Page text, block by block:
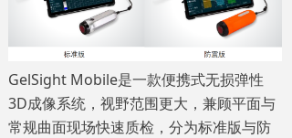
GelSight Mobile是一款便携式无损弹性
3D成像系统， 视野范围更大，兼顾平面与
常规曲面现场快速质检，分为标准版与防